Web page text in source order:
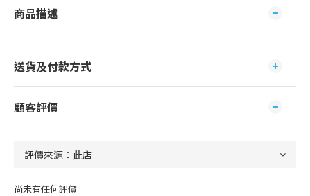
商品描述
送貨及付款方式
顧客評價
尚未有任何評價